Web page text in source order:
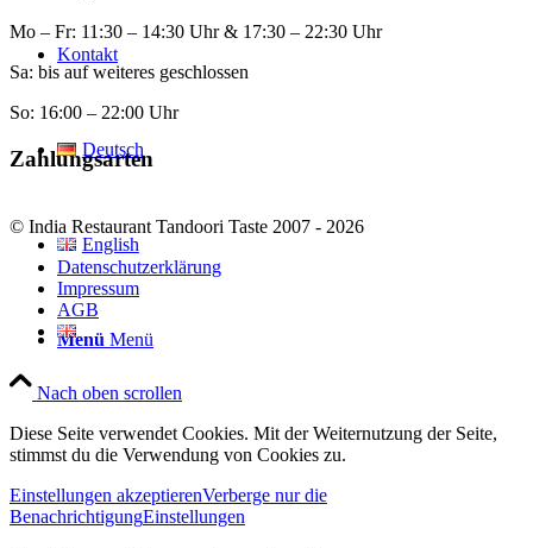
Kontakt
Deutsch
English
Menü Menü
Mo – Fr: 11:30 – 14:30 Uhr & 17:30 – 22:30 Uhr
Sa: bis auf weiteres geschlossen
So: 16:00 – 22:00 Uhr
Zahlungsarten
© India Restaurant Tandoori Taste 2007 - 2026
Datenschutzerklärung
Impressum
AGB
Nach oben scrollen
Diese Seite verwendet Cookies. Mit der Weiternutzung der Seite,
stimmst du die Verwendung von Cookies zu.
Einstellungen akzeptierenVerberge nur die
BenachrichtigungEinstellungen